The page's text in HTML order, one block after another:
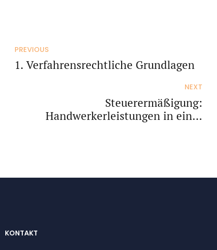
PREVIOUS
1. Verfahrensrechtliche Grundlagen
NEXT
Steuerermäßigung:
Handwerkerleistungen in einer
KONTAKT